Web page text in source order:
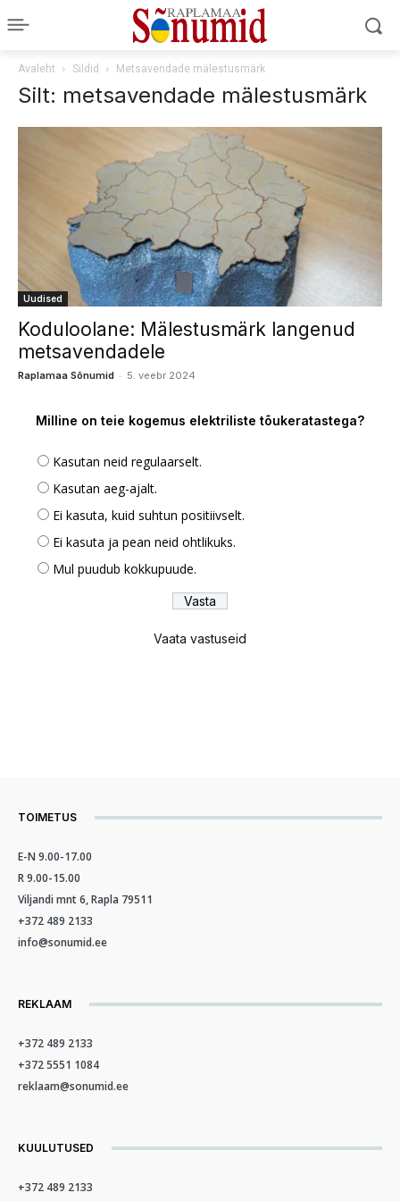
Avaleht Sildid Metsavendade mälestusmärk
Silt: metsavendade mälestusmärk
Uudised
Koduloolane: Mälestusmärk langenud
metsavendadele
Raplamaa Sõnumid - 5. veebr 2024
Milline on teie kogemus elektriliste tõukeratastega?
Kasutan neid regulaarselt.
Kasutan aeg-ajalt.
Ei kasuta, kuid suhtun positiivselt.
Ei kasuta ja pean neid ohtlikuks.
Mul puudub kokkupuude.
Vaata vastuseid
TOIMETUS
E-N 9.00-17.00
R 9.00-15.00
Viljandi mnt 6, Rapla 79511
+372 489 2133
info@sonumid.ee
REKLAAM
+372 489 2133
+372 5551 1084
reklaam@sonumid.ee
KUULUTUSED
+372 489 2133